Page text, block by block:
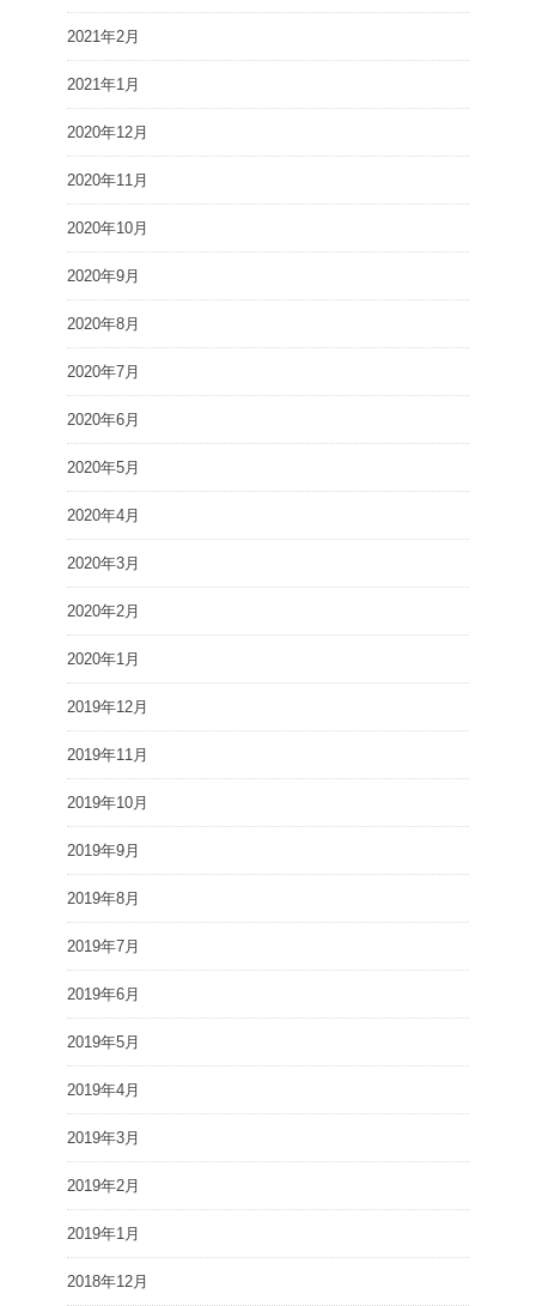
2021年2月
2021年1月
2020年12月
2020年11月
2020年10月
2020年9月
2020年8月
2020年7月
2020年6月
2020年5月
2020年4月
2020年3月
2020年2月
2020年1月
2019年12月
2019年11月
2019年10月
2019年9月
2019年8月
2019年7月
2019年6月
2019年5月
2019年4月
2019年3月
2019年2月
2019年1月
2018年12月